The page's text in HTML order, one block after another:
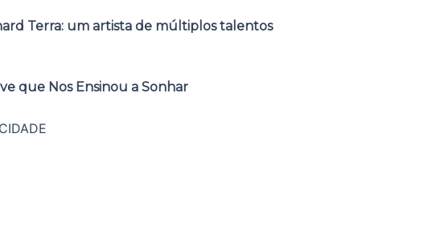
Terra: um artista de múltiplos talentos
que Nos Ensinou a Sonhar